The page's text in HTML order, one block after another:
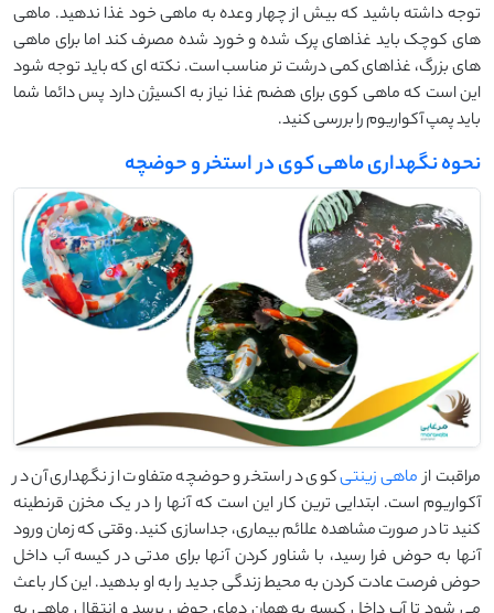
توجه داشته باشید که بیش از چهار وعده به ماهی خود غذا ندهید. ماهی
های کوچک باید غذاهای پرک شده و خورد شده مصرف کند اما برای ماهی
های بزرگ، غذاهای کمی درشت تر مناسب است. نکته ای که باید توجه شود
این است که ماهی کوی برای هضم غذا نیاز به اکسیژن دارد پس دائما شما
باید پمپ آکواریوم را بررسی کنید.
نحوه نگهداری ماهی کوی در استخر و حوضچه
مراقبت ازماهی زینتیکوی در استخر و حوضچه متفاوت از نگهداری آن در
آکواریوم است. ابتدایی ترین کار این است که آنها را در یک مخزن قرنطینه
کنید تا در صورت مشاهده علائم بیماری، جداسازی کنید. وقتی که زمان ورود
آنها به حوض فرا رسید، با شناور کردن آنها برای مدتی در کیسه آب داخل
حوض فرصت عادت کردن به محیط زندگی جدید را به او بدهید. این کار باعث